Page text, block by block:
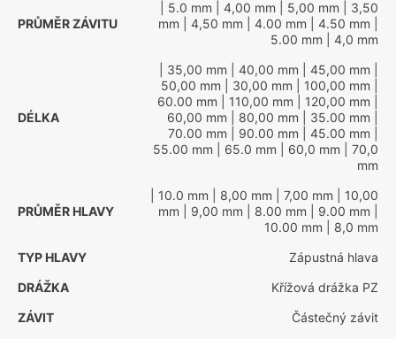
PRŮMĚR ZÁVITU
| 5.0 mm | 4,00 mm | 5,00 mm | 3,50
mm | 4,50 mm | 4.00 mm | 4.50 mm
5.00 mm | 4,0 mm
DÉLKA
| 35,00 mm | 40,00 mm | 45,00 mm
50,00 mm | 30,00 mm | 100,00 mm
60.00 mm | 110,00 mm | 120,00 mm
60,00 mm | 80,00 mm | 35.00 mm
70.00 mm | 90.00 mm | 45.00 mm
55.00 mm | 65.0 mm | 60,0 mm | 70,0
mm
PRŮMĚR HLAVY
| 10.0 mm | 8,00 mm | 7,00 mm | 10,00
mm | 9,00 mm | 8.00 mm | 9.00 mm
10.00 mm | 8,0 mm
TYP HLAVY
Zápustná hlava
DRÁŽKA
Křížová drážka PZ
ZÁVIT
Částečný závit